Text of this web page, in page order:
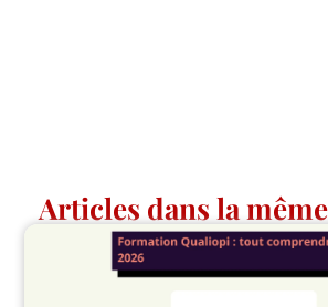
Articles dans la